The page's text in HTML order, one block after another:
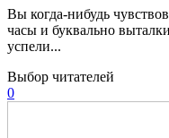
Вы когда-нибудь
часы и буквально
успели...
Выбор читателей
0